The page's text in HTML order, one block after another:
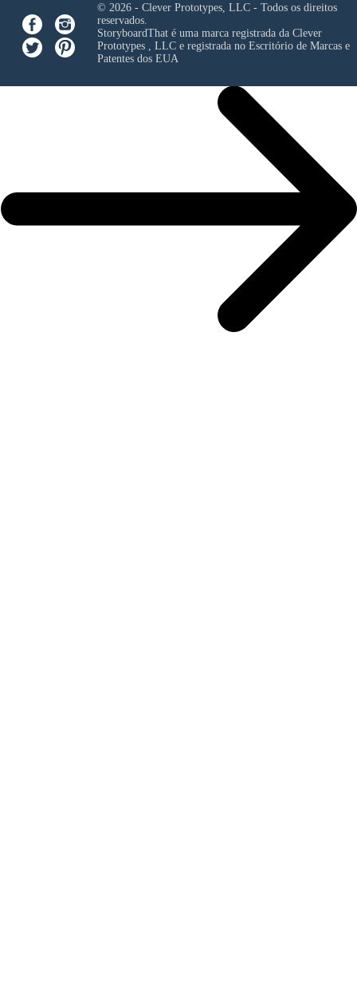
© 2026 - Clever Prototypes, LLC - Todos os direitos
reservados.
StoryboardThat é uma marca registrada da Clever
Prototypes , LLCe registrada no Escritório de Marcas e
Patentes dos EUA